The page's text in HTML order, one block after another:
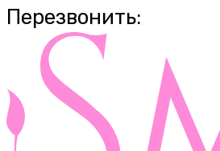
Перезвонить: